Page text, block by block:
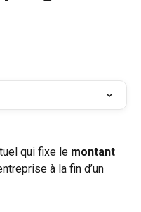
qui fixe le montant
à la fin d’un